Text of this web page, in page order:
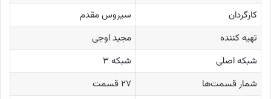
کارگردان
سیروس مقدم
تهیه کننده
مجید اوجی
شبکه اصلی
شبکه ۳
شمار قسمت‌ها
۲۷ قسمت